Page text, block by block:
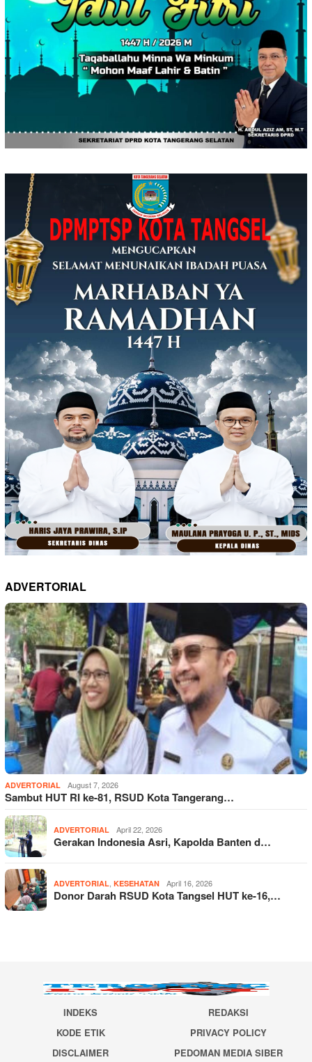
ADVERTORIAL
ADVERTORIAL August 7, 2026
Sambut HUT RI ke-81, RSUD Kota Tangerang…
ADVERTORIAL April 22, 2026
Gerakan Indonesia Asri, Kapolda Banten d…
ADVERTORIAL KESEHATAN April 16, 2026
Donor Darah RSUD Kota Tangsel HUT ke-16,…
INDEKS
REDAKSI
KODE ETIK
PRIVACY POLICY
DISCLAIMER
PEDOMAN MEDIA SIBER